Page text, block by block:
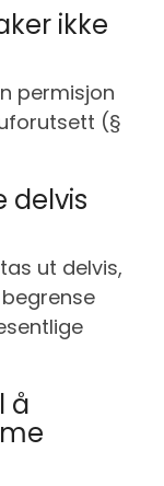
ikke
permisjon
(§
delvis
ut delvis,
å